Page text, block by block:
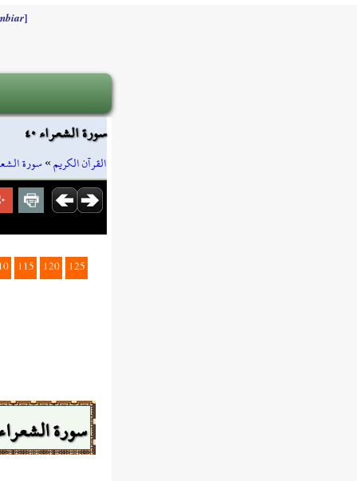
]
سورة الشعراء ٤٠
القرآن الكريم»سورة
115 120
125
سورة